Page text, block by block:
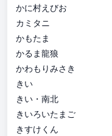
かに村えびお
カミタニ
かもたま
かるま龍狼
かわもりみさき
きい
きい・南北
きいろいたまご
きすけくん